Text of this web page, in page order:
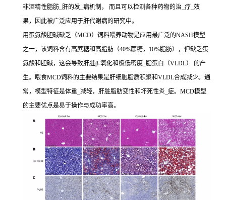
非酒精性脂肪_肝的发_病机制， 而且可以检测各种药物的治_疗_效
果，因此被广泛应用于肝代谢病的研究中。
用蛋氨酸胆碱缺乏（MCD）饲料喂养动物是应用最广泛的NASH模型
之一，该饲料含有高蔗糖和高脂肪（40%蔗糖，10%脂肪），但缺乏蛋
氨酸和胆碱，这会导致肝脏β-氧化和极低密度_脂蛋白（VLDL） 的产
生。喂食MCD饲料的主要结果是肝细胞脂质积聚和VLDL合成减少。通
常，模型特征是体重_减轻，肝脏脂肪变性和坏死性炎_症。MCD模型
的主要优点是易于操作与成功率高。